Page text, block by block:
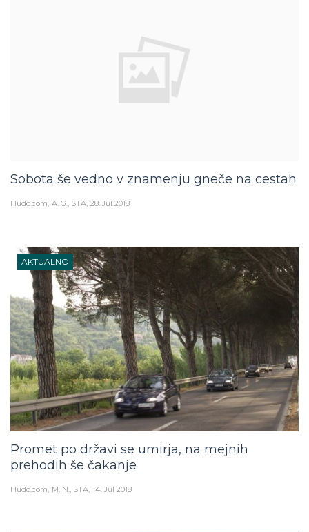
Sobota še vedno v znamenju gneče na cestah
Hudo.com A. G., STA 28. Jul 2018
AKTUALNO
Promet po državi se umirja, na mejnih
prehodih še čakanje
Hudo.com M. N., STA 14. Jul 2018